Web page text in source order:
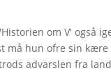
om V' også
må hun ofre sin
advarslen fra